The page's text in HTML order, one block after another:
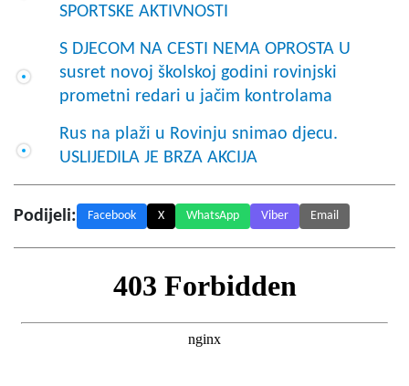
SPORTSKE AKTIVNOSTI
S DJECOM NA CESTI NEMA OPROSTA U
susret novoj školskoj godini rovinjski
prometni redari u jačim kontrolama
Rus na plaži u Rovinju snimao djecu.
USLIJEDILA JE BRZA AKCIJA
Podijeli: Facebook X WhatsApp Viber Email